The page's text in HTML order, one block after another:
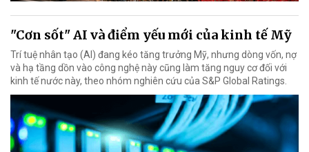
"Cơn sốt" AI và điểm yếu mới của kinh tế Mỹ
Trí tuệ nhân tạo (AI) đang kéo tăng trưởng Mỹ, nhưng dòng vốn, nợ
và hạ tầng dồn vào công nghệ này cũng làm tăng nguy cơ đối với
kinh tế nước này, theo nhóm nghiên cứu của S&P Global Ratings.